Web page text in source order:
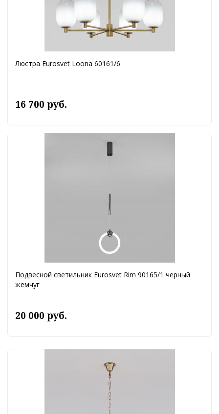
Люстра Eurosvet Loona 60161/6
16 700 руб.
Подвесной светильник Eurosvet Rim 90165/1 черный
жемчуг
20 000 руб.